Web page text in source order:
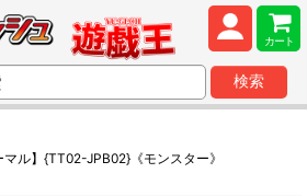
カート
検索
ル】{TT02-JPB02}《モンスター》